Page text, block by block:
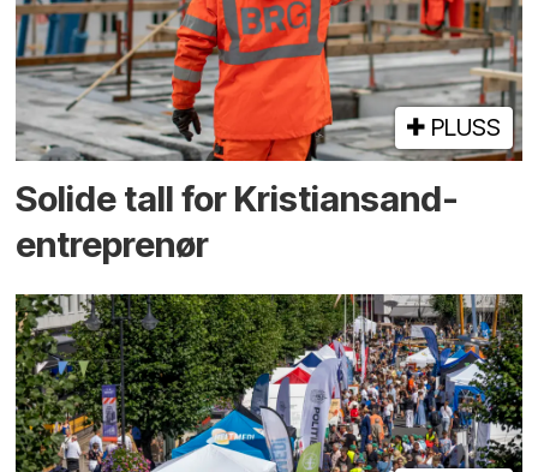
PLUSS
Solide tall for Kristiansand-
entreprenør